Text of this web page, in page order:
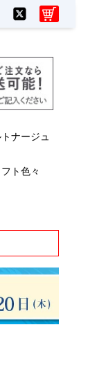
ナージュ
ト色々